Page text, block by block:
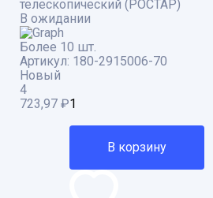
телескопический (РОСТАР)
В ожидании
Более 10 шт.
Артикул: 180-2915006-70
Новый
4
723,97 ₽
В корзину